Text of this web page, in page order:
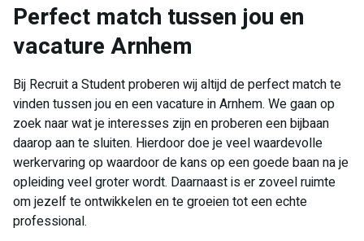
Perfect match tussen jou en
vacature Arnhem
Bij Recruit a Student proberen wij altijd de perfect match te
vinden tussen jou en een vacature in Arnhem. We gaan op
zoek naar wat je interesses zijn en proberen een bijbaan
daarop aan te sluiten. Hierdoor doe je veel waardevolle
werkervaring op waardoor de kans op een goede baan na je
opleiding veel groter wordt. Daarnaast is er zoveel ruimte
om jezelf te ontwikkelen en te groeien tot een echte
professional.